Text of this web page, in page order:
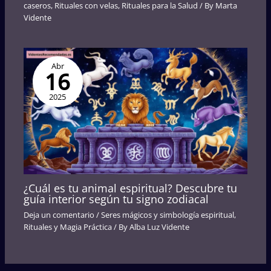
caseros, Rituales con velas, Rituales para la Salud / By Marta
Vidente
Abr
16
2025
¿Cuál es tu animal espiritual? Descubre tu
guía interior según tu signo zodiacal
Deja un comentario /Seres mágicos y simbología espiritual,
Rituales y Magia Práctica/ ByAlba Luz Vidente